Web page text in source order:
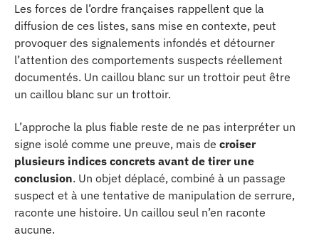
Les forces de l’ordre françaises rappellent que la
diffusion de ces listes, sans mise en contexte, peut
provoquer des signalements infondés et détourner
l’attention des comportements suspects réellement
documentés. Un caillou blanc sur un trottoir peut être
un caillou blanc sur un trottoir.
L’approche la plus fiable reste de ne pas interpréter un
signe isolé comme une preuve, mais de croiser
plusieurs indices concrets avant de tirer une
conclusion. Un objet déplacé, combiné à un passage
suspect et à une tentative de manipulation de serrure,
raconte une histoire. Un caillou seul n’en raconte
aucune.